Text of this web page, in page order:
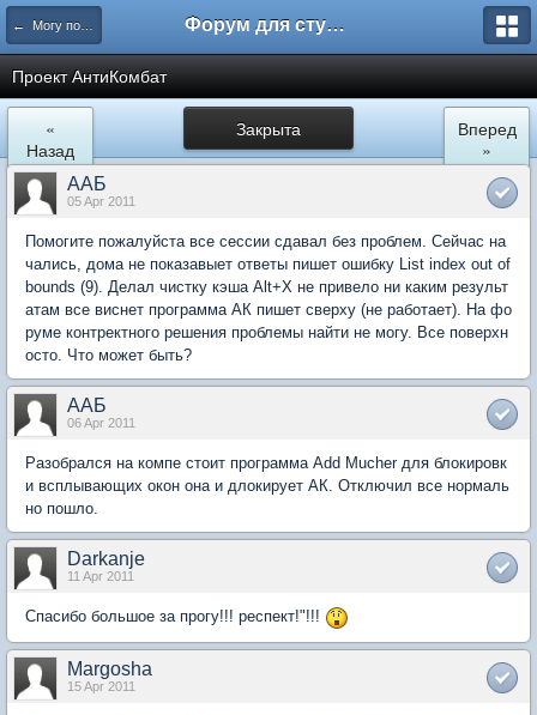
← Могу помочь Форум для студента СГА
Проект АнтиКомбат
Закрыта
«
Назад
Вперед
»
ААБ
05 Apr 2011
Помогите пожалуйста все сессии сдавал без проблем. Сейчас на
чались, дома не показавыет ответы пишет ошибку List index out of
bounds (9). Делал чистку кэша Alt+X не привело ни каким результ
атам все виснет программа АК пишет сверху (не работает). На фо
руме контректного решения проблемы найти не могу. Все поверхн
осто. Что может быть?
ААБ
06 Apr 2011
Разобрался на компе стоит программа Add Mucher для блокировк
и всплывающих окон она и длокирует АК. Отключил все нормаль
но пошло.
Darkanje
11 Apr 2011
Спасибо большое за прогу!!! респект!"!!!
Margosha
15 Apr 2011